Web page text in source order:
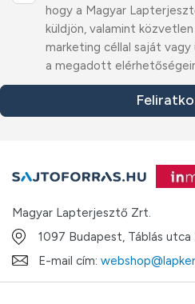
hogy a Magyar
küldjön, valamint
marketing céllal saját
a megadott
Magyar Lapterjesztő Zrt.
1097 Budapest, Táblás utca
E-mail cím: